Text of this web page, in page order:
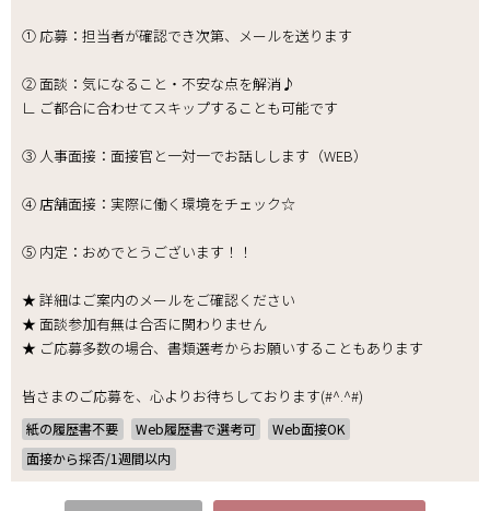
① 応募：担当者が確認でき次第、メールを送ります
② 面談：気になること・不安な点を解消♪
∟ ご都合に合わせてスキップすることも可能です
③ 人事面接：面接官と一対一でお話しします（WEB）
④ 店舗面接：実際に働く環境をチェック☆
⑤ 内定：おめでとうございます！！
★ 詳細はご案内のメールをご確認ください
★ 面談参加有無は合否に関わりません
★ ご応募多数の場合、書類選考からお願いすることもあります
皆さまのご応募を、心よりお待ちしております(#^.^#)
紙の履歴書不要 Web履歴書で選考可
Web面接OK
面接から採否/1週間以内